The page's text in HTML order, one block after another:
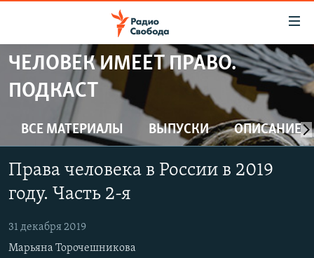
упрощенного
доступа
Вернуться
основному
Вернутся
главной
навигации
Вернутся
ПРОГРАММЫ
ПОДКАСТЫ
АВТОРСКИЕ ПРОЕКТЫ
ЦИТАТЫ СВОБОДЫ
МНЕНИЯ
КУЛЬТУРА
IDEL.РЕАЛИИ
КАВКАЗ.РЕАЛИИ
ЧЕЛОВЕК ИМЕЕТ ПРАВО.
ПОДКАСТ
ВСЕ МАТЕРИАЛЫ ВЫПУСКИ ОПИСАНИЕ
Права человека в России в 2019
году. Часть 2-я
31 декабря 2019
Марьяна Торочешникова